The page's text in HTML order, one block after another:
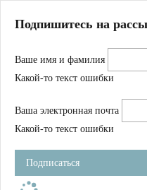
Магазин
Журнал
Школа
Устав
Фильмы
Имена
Тэги
Подпишитесь на
Ваше имя и фамилия
Какой-то текст ошибки
Ваша электронная почта
Какой-то текст ошибки
Подписаться